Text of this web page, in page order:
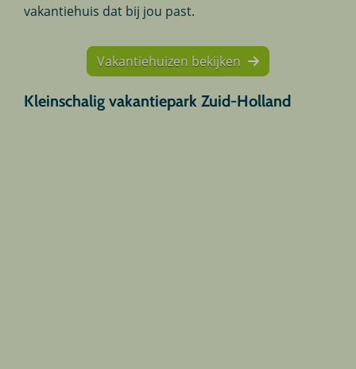
vakantiehuis dat bij jou past.
Vakantiehuizen bekijken
Kleinschalig vakantiepark Zuid-Holland